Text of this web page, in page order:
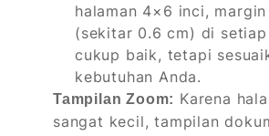
halaman 4×6 inci,
(sekitar 0.6 cm) di
cukup baik, tetapi
kebutuhan Anda.
Tampilan Zoom: Karena
sangat kecil, tampilan